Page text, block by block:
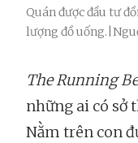
Quán được đầu tư
lượng đồ
The Running
những ai có sở
Nằm trên con